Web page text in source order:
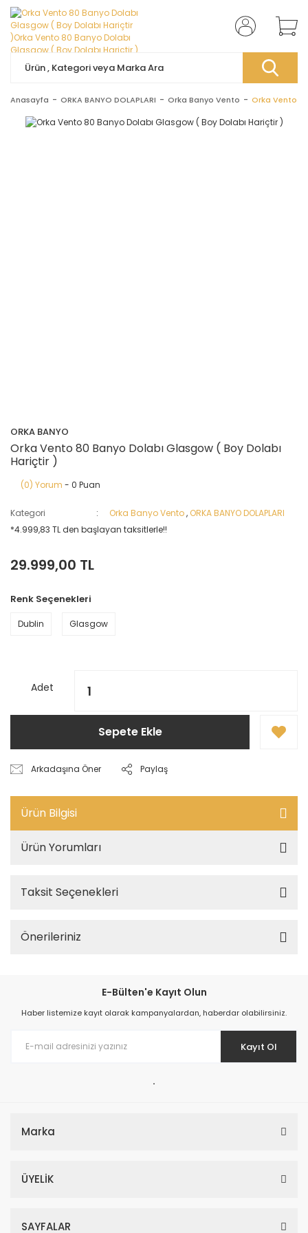
Anasayfa ORKA BANYO DOLAPLARI Orka Banyo Vento Orka Vento
ORKA BANYO
Orka Vento 80 Banyo Dolabı Glasgow ( Boy Dolabı
Hariçtir )
(0) Yorum - 0 Puan
Kategori Orka Banyo Vento, ORKA BANYO DOLAPLARI
*4.999,83 TL den başlayan taksitlerle!!
29.999,00 TL
Renk Seçenekleri
Dublin Glasgow
Adet
Sepete Ekle
Arkadaşına Öner Paylaş
Ürün Bilgisi
Ürün Yorumları
Taksit Seçenekleri
Önerileriniz
E-Bülten'e Kayıt Olun
Haber listemize kayıt olarak kampanyalardan, haberdar olabilirsiniz.
Kayıt Ol
.
Marka
ÜYELİK
SAYFALAR